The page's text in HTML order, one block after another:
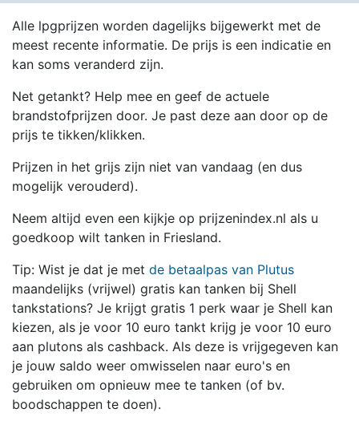
Alle lpgprijzen worden dagelijks bijgewerkt met de
meest recente informatie. De prijs is een indicatie en
kan soms veranderd zijn.
Net getankt? Help mee en geef de actuele
brandstofprijzen door. Je past deze aan door op de
prijs te tikken/klikken.
Prijzen in het grijs zijn niet van vandaag (en dus
mogelijk verouderd).
Neem altijd even een kijkje op prijzenindex.nl als u
goedkoop wilt tanken in Friesland.
Tip: Wist je dat je met de betaalpas van Plutus
maandelijks (vrijwel) gratis kan tanken bij Shell
tankstations? Je krijgt gratis 1 perk waar je Shell kan
kiezen, als je voor 10 euro tankt krijg je voor 10 euro
aan plutons als cashback. Als deze is vrijgegeven kan
je jouw saldo weer omwisselen naar euro's en
gebruiken om opnieuw mee te tanken (of bv.
boodschappen te doen).